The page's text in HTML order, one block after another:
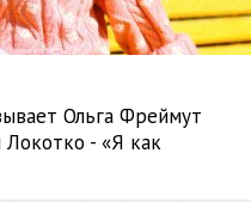
Ольга Фреймут
- «Я как